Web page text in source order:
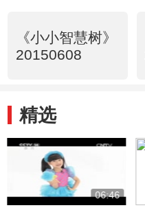
《小小智慧树》
20150608
精选
06:46